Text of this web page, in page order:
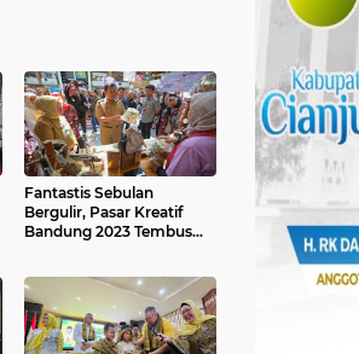
Fantastis Sebulan
Bergulir, Pasar Kreatif
Bandung 2023 Tembus